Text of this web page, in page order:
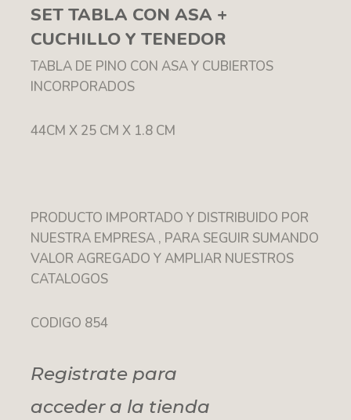
SET TABLA CON ASA +
CUCHILLO Y TENEDOR
TABLA DE PINO CON ASA Y CUBIERTOS
INCORPORADOS
44CM X 25 CM X 1.8 CM
PRODUCTO IMPORTADO Y DISTRIBUIDO POR
NUESTRA EMPRESA , PARA SEGUIR SUMANDO
VALOR AGREGADO Y AMPLIAR NUESTROS
CATALOGOS
CODIGO 854
Registrate para
acceder a la tienda